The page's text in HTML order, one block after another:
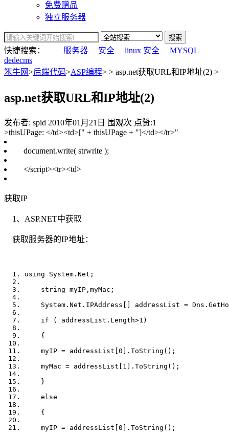
免费赠品
独立服务器
搜索
快捷搜索： 服务器 安全 linux 安全
MYSQL
dedecms
笨牛网>后端代码>ASP编程> > asp.net获取URL和IP地址(2) >
asp.net获取URL和IP地址(2)
发布者: spid 2010年01月21日 围观次 点赞:1
>thisUPage: </td><td>[" + thisUPage + "]</td></tr>"
document.write( strwrite );
</script><tr><td>
获取IP
1、ASP.NET中获取
获取服务器的IP地址：
using System.Net;
string myIP,myMac;
System.Net.IPAddress[] addressList =
if ( addressList.Length>1)
{
myIP = addressList[0].ToString();
myMac = addressList[1].ToString();
}
else
{
myIP = addressList[0].ToString();